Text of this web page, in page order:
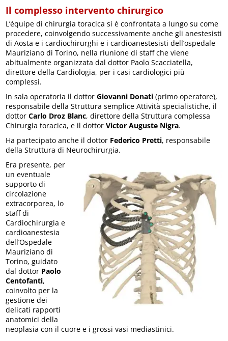
Il complesso intervento chirurgico
L’équipe di chirurgia toracica si è confrontata a lungo su come
procedere, coinvolgendo successivamente anche gli anestesisti
di Aosta e i cardiochirurghi e i cardioanestesisti dell’ospedale
Mauriziano di Torino, nella riunione di staff che viene
abitualmente organizzata dal dottor Paolo Scacciatella,
direttore della Cardiologia, per i casi cardiologici più
complessi.
In sala operatoria il dottorGiovanni Donati (primo operatore),
responsabile della Struttura semplice Attività specialistiche, il
dottorCarlo Droz Blanc, direttore della Struttura complessa
Chirurgia toracica, e il dottorVictor Auguste Nigra.
Ha partecipato anche il dottor Federico Pretti, responsabile
della Struttura di Neurochirurgia.
Era presente, per
un eventuale
supporto di
circolazione
extracorporea, lo
staff di
Cardiochirurgia e
cardioanestesia
dell’Ospedale
Mauriziano di
Torino, guidato
dal dottor Paolo
Centofanti,
coinvolto per la
gestione dei
delicati rapporti
anatomici della
neoplasia con il cuore e i grossi vasi mediastinici.